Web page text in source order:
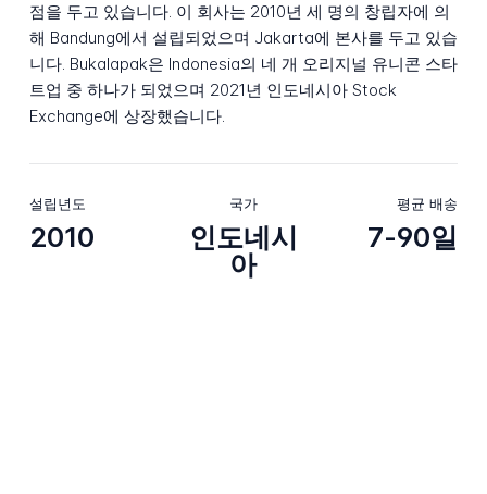
점을 두고 있습니다. 이 회사는 2010년 세 명의 창립자에 의
해 Bandung에서 설립되었으며 Jakarta에 본사를 두고 있습
니다. Bukalapak은 Indonesia의 네 개 오리지널 유니콘 스타
트업 중 하나가 되었으며 2021년 인도네시아 Stock
Exchange에 상장했습니다.
설립년도
2010
국가
인도네시
아
평균 배송
7-90일